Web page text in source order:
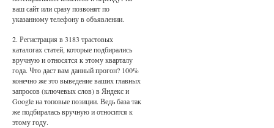
ваш сайт или сразу позвонят по
указанному телефону в объявлении.
2. Регистрация в 3183 трастовых
каталогах статей, которые подбирались
вручную и относятся к этому кварталу
года. Что даст вам данный прогон? 100%
конечно же это выведение ваших главных
запросов (ключевых слов) в Яндекс и
Google на топовые позиции. Ведь база так
же подбиралась вручную и относится к
этому году.